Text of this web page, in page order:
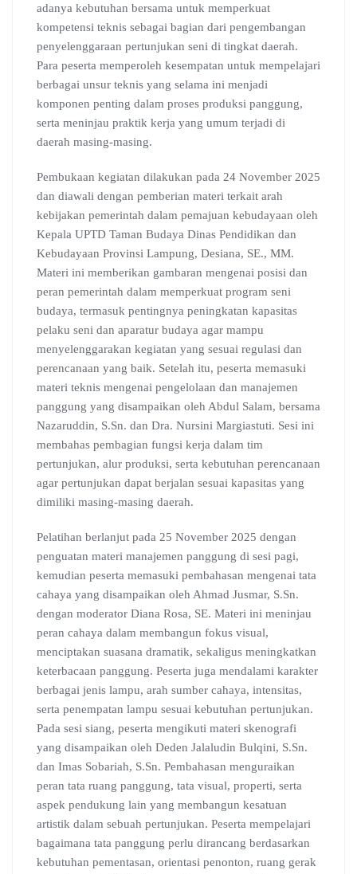
adanya kebutuhan bersama untuk memperkuat
kompetensi teknis sebagai bagian dari pengembangan
penyelenggaraan pertunjukan seni di tingkat daerah.
Para peserta memperoleh kesempatan untuk mempelajari
berbagai unsur teknis yang selama ini menjadi
komponen penting dalam proses produksi panggung,
serta meninjau praktik kerja yang umum terjadi di
daerah masing-masing.
Pembukaan kegiatan dilakukan pada 24 November 2025
dan diawali dengan pemberian materi terkait arah
kebijakan pemerintah dalam pemajuan kebudayaan oleh
Kepala UPTD Taman Budaya Dinas Pendidikan dan
Kebudayaan Provinsi Lampung, Desiana, SE., MM.
Materi ini memberikan gambaran mengenai posisi dan
peran pemerintah dalam memperkuat program seni
budaya, termasuk pentingnya peningkatan kapasitas
pelaku seni dan aparatur budaya agar mampu
menyelenggarakan kegiatan yang sesuai regulasi dan
perencanaan yang baik. Setelah itu, peserta memasuki
materi teknis mengenai pengelolaan dan manajemen
panggung yang disampaikan oleh Abdul Salam, bersama
Nazaruddin, S.Sn. dan Dra. Nursini Margiastuti. Sesi ini
membahas pembagian fungsi kerja dalam tim
pertunjukan, alur produksi, serta kebutuhan perencanaan
agar pertunjukan dapat berjalan sesuai kapasitas yang
dimiliki masing-masing daerah.
Pelatihan berlanjut pada 25 November 2025 dengan
penguatan materi manajemen panggung di sesi pagi,
kemudian peserta memasuki pembahasan mengenai tata
cahaya yang disampaikan oleh Ahmad Jusmar, S.Sn.
dengan moderator Diana Rosa, SE. Materi ini meninjau
peran cahaya dalam membangun fokus visual,
menciptakan suasana dramatik, sekaligus meningkatkan
keterbacaan panggung. Peserta juga mendalami karakter
berbagai jenis lampu, arah sumber cahaya, intensitas,
serta penempatan lampu sesuai kebutuhan pertunjukan.
Pada sesi siang, peserta mengikuti materi skenografi
yang disampaikan oleh Deden Jalaludin Bulqini, S.Sn.
dan Imas Sobariah, S.Sn. Pembahasan menguraikan
peran tata ruang panggung, tata visual, properti, serta
aspek pendukung lain yang membangun kesatuan
artistik dalam sebuah pertunjukan. Peserta mempelajari
bagaimana tata panggung perlu dirancang berdasarkan
kebutuhan pementasan, orientasi penonton, ruang gerak